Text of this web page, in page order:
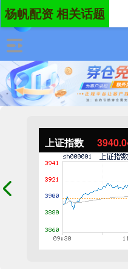
上证指数
杨帆配资 相关话题